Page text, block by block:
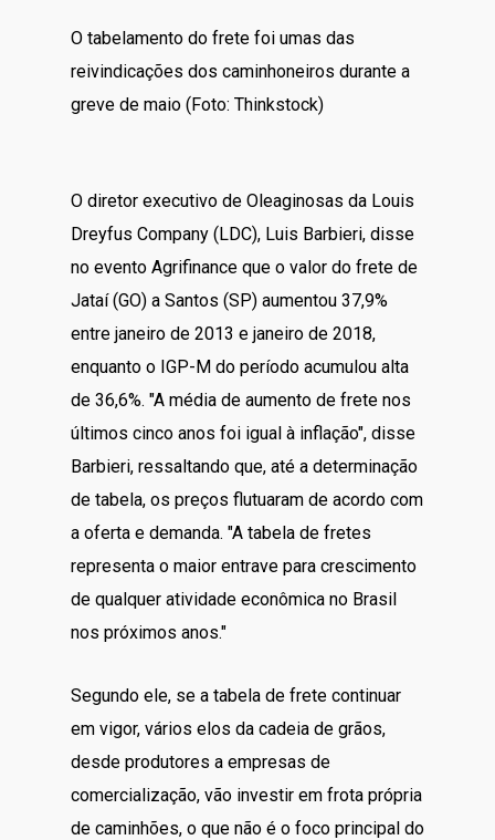
O tabelamento do frete foi umas das
reivindicações dos caminhoneiros durante a
greve de maio (Foto: Thinkstock)
O diretor executivo de Oleaginosas da Louis
Dreyfus Company (LDC), Luis Barbieri, disse
no evento Agrifinance que o valor do frete de
Jataí (GO) a Santos (SP) aumentou 37,9%
entre janeiro de 2013 e janeiro de 2018,
enquanto o IGP-M do período acumulou alta
de 36,6%. "A média de aumento de frete nos
últimos cinco anos foi igual à inflação", disse
Barbieri, ressaltando que, até a determinação
de tabela, os preços flutuaram de acordo com
a oferta e demanda. "A tabela de fretes
representa o maior entrave para crescimento
de qualquer atividade econômica no Brasil
nos próximos anos."
Segundo ele, se a tabela de frete continuar
em vigor, vários elos da cadeia de grãos,
desde produtores a empresas de
comercialização, vão investir em frota própria
de caminhões, o que não é o foco principal do